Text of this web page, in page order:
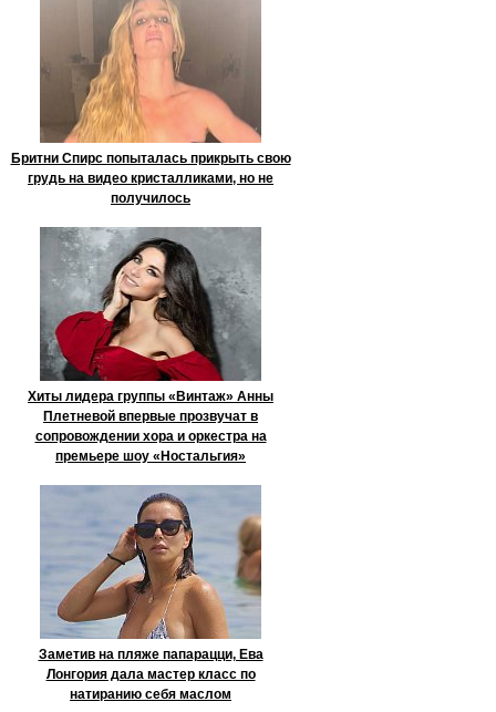
Бритни Спирс попыталась прикрыть свою
грудь на видео кристалликами, но не
получилось
Хиты лидера группы «Винтаж» Анны
Плетневой впервые прозвучат в
сопровождении хора и оркестра на
премьере шоу «Ностальгия»
Заметив на пляже папарацци, Ева
Лонгория дала мастер класс по
натиранию себя маслом